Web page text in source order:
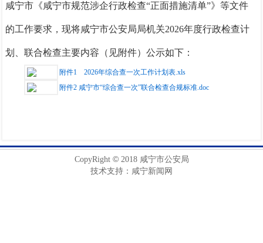
咸宁市《咸宁市规范涉企行政检查“正面措施清单”》等文件
的工作要求，现将咸宁市公安局局机关2026年度行政检查计
划、联合检查主要内容（见附件）公示如下：
附件1 2026年综合查一次工作计划表.xls
附件2 咸宁市“综合查一次”联合检查合规标准.doc
CopyRight ©2018 咸宁市公安局
技术支持：咸宁新闻网